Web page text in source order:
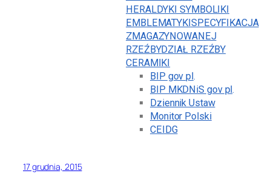
HERALDYKI SYMBOLIKI
EMBLEMATYKISPECYFIKACJA
ZMAGAZYNOWANEJ
RZEŹBYDZIAŁ RZEŹBY
CERAMIKI
BIP gov pl.
BIP MKDNiS gov pl.
Dziennik Ustaw
Monitor Polski
CEIDG
17 grudnia, 2015